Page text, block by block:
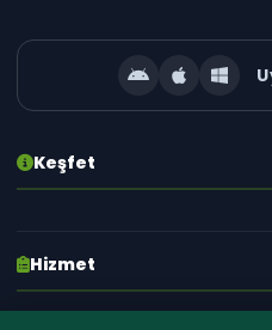
E-posta adresiniz gizli tutulur.
Keşfet
Hizmet